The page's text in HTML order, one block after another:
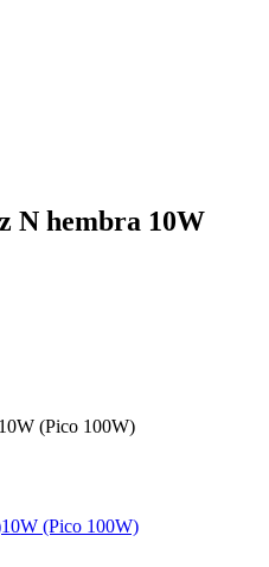
N hembra 10W
(Pico 100W)
(Pico 100W)